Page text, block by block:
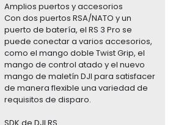
Amplios puertos y accesorios
Con dos puertos RSA/NATO y un
puerto de batería, el RS 3 Pro se
puede conectar a varios accesorios,
como el mango doble Twist Grip, el
mango de control atado y el nuevo
mango de maletín DJI para satisfacer
de manera flexible una variedad de
requisitos de disparo.